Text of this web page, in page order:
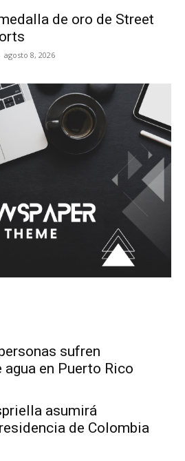
de oro de Street
agosto 8, 2026
sufren
en Puerto Rico
asumirá
de Colombia